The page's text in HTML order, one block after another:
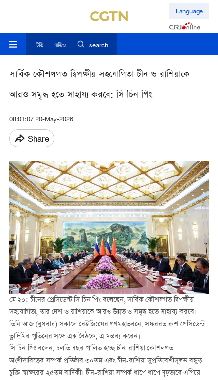
Language
টিভি রেডিও search
সার্বিক কৌশলগত দ্বিপক্ষীয় সহযোগিতা চীন ও রাশিয়াকে
আরও সমৃদ্ধ হতে সাহায্য করবে: সি চিন পিং
08:01:07 20-May-2026
Share
মে ২০: চীনের প্রেসিডেন্ট সি চিন পিং বলেছেন, সার্বিক কৌশলগত দ্বিপক্ষীয়
সহযোগিতা, তার দেশ ও রাশিয়াকে আরও উন্নত ও সমৃদ্ধ হতে সাহায্য করবে।
তিনি আজ (বুধবার) সকালে বেইজিংয়ের গণমহাভবনে, সফররত রুশ প্রেসিডেন্ট
ভ্লাদিমির পুতিনের সঙ্গে এক বৈঠকে, এ মন্তব্য করেন।
সি চিন পিং বলেন, চলতি বছর পালিত হচ্ছে চীন-রাশিয়া কৌশলগত
অংশীদারিত্বের সম্পর্ক প্রতিষ্ঠার ৩০তম এবং চীন-রাশিয়া সুপ্রতিবেশীসূলভ বন্ধুত্ব
চুক্তি স্বাক্ষরের ২৫তম বার্ষিকী। চীন-রাশিয়া সম্পর্ক ধাপে ধাপে দৃঢ়ভাবে এগিয়ে